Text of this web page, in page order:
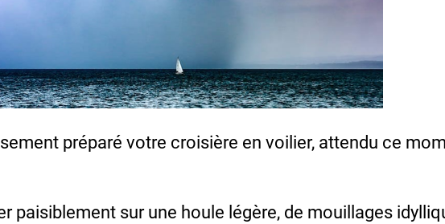
préparé votre croisière en voilier, attendu ce
paisiblement sur une houle légère, de mouillages